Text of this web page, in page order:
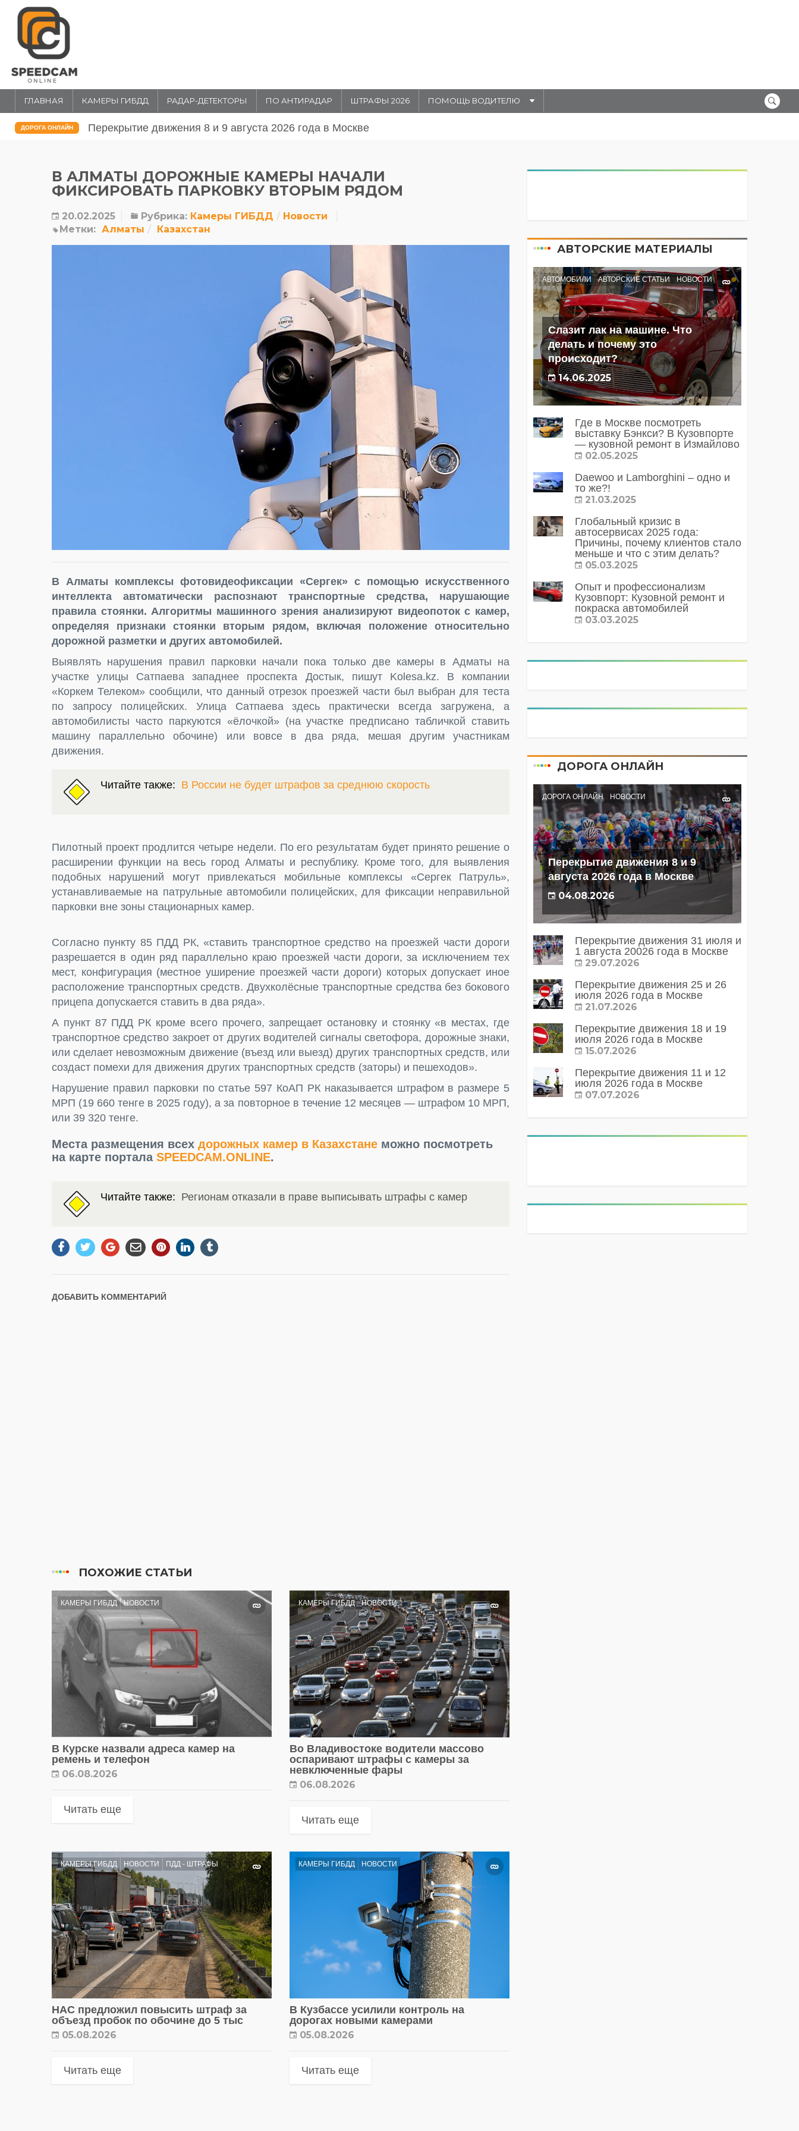
ГЛАВНАЯ КАМЕРЫ ГИБДД РАДАР-ДЕТЕКТОРЫ ПО АНТИРАДАР ШТРАФЫ 2026 ПОМОЩЬ ВОДИТЕЛЮ
ДОРОГА ОНЛАЙН
года в Москве Перекрытие движения 31 июля и 1 августа 20026 года
В АЛМАТЫ ДОРОЖНЫЕ КАМЕРЫ НАЧАЛИ
ФИКСИРОВАТЬ ПАРКОВКУ ВТОРЫМ РЯДОМ
20.02.2025 Рубрика: Камеры ГИБДД
Новости
Метки: Алматы Казахстан
В Алматы комплексы фотовидеофиксации «Сергек» с помощью искусственного
интеллекта автоматически распознают транспортные средства, нарушающие
правила стоянки. Алгоритмы машинного зрения анализируют видеопоток с камер,
определяя признаки стоянки вторым рядом, включая положение относительно
дорожной разметки и других автомобилей.
Выявлять нарушения правил парковки начали пока только две камеры в Адматы на
участке улицы Сатпаева западнее проспекта Достык, пишут Kolesa.kz. В компании
«Коркем Телеком» сообщили, что данный отрезок проезжей части был выбран для теста
по запросу полицейских. Улица Сатпаева здесь практически всегда загружена, а
автомобилисты часто паркуются «ёлочкой» (на участке предписано табличкой ставить
машину параллельно обочине) или вовсе в два ряда, мешая другим участникам
движения.
Читайте также: В России не будет штрафов за среднюю скорость
Пилотный проект продлится четыре недели. По его результатам будет принято решение о
расширении функции на весь город Алматы и республику. Кроме того, для выявления
подобных нарушений могут привлекаться мобильные комплексы «Сергек Патруль»,
устанавливаемые на патрульные автомобили полицейских, для фиксации неправильной
парковки вне зоны стационарных камер.
Согласно пункту 85 ПДД РК, «ставить транспортное средство на проезжей части дороги
разрешается в один ряд параллельно краю проезжей части дороги, за исключением тех
мест, конфигурация (местное уширение проезжей части дороги) которых допускает иное
расположение транспортных средств. Двухколёсные транспортные средства без бокового
прицепа допускается ставить в два ряда».
А пункт 87 ПДД РК кроме всего прочего, запрещает остановку и стоянку «в местах, где
транспортное средство закроет от других водителей сигналы светофора, дорожные знаки,
или сделает невозможным движение (въезд или выезд) других транспортных средств, или
создаст помехи для движения других транспортных средств (заторы) и пешеходов».
Нарушение правил парковки по статье 597 КоАП РК наказывается штрафом в размере 5
МРП (19 660 тенге в 2025 году), а за повторное в течение 12 месяцев — штрафом 10 МРП,
или 39 320 тенге.
Места размещения всех дорожных камер в Казахстане можно посмотреть
на карте портала SPEEDCAM.ONLINE.
Читайте также: Регионам отказали в праве выписывать штрафы с камер
ДОБАВИТЬ КОММЕНТАРИЙ
ПОХОЖИЕ СТАТЬИ
КАМЕРЫ ГИБДД НОВОСТИ
В Курске назвали адреса камер на
ремень и телефон
06.08.2026
Читать еще
КАМЕРЫ ГИБДД НОВОСТИ
Во Владивостоке водители массово
оспаривают штрафы с камеры за
невключенные фары
06.08.2026
Читать еще
КАМЕРЫ ГИБДД НОВОСТИ ПДД - ШТРАФЫ
НАС предложил повысить штраф за
объезд пробок по обочине до 5 тыс
05.08.2026
Читать еще
КАМЕРЫ ГИБДД НОВОСТИ
В Кузбассе усилили контроль на
дорогах новыми камерами
05.08.2026
Читать еще
АВТОРСКИЕ МАТЕРИАЛЫ
АВТОМОБИЛИ АВТОРСКИЕ СТАТЬИ НОВОСТИ
Слазит лак на машине. Что
делать и почему это
происходит?
14.06.2025
Где в Москве посмотреть
выставку Бэнкси? В Кузовпорте
— кузовной ремонт в Измайлово
02.05.2025
Daewoo и Lamborghini – одно и
то же?!
21.03.2025
Глобальный кризис в
автосервисах 2025 года:
Причины, почему клиентов стало
меньше и что с этим делать?
05.03.2025
Опыт и профессионализм
Кузовпорт: Кузовной ремонт и
покраска автомобилей
03.03.2025
ДОРОГА ОНЛАЙН
ДОРОГА ОНЛАЙН НОВОСТИ
Перекрытие движения 8 и 9
августа 2026 года в Москве
04.08.2026
Перекрытие движения 31 июля и
1 августа 20026 года в Москве
29.07.2026
Перекрытие движения 25 и 26
июля 2026 года в Москве
21.07.2026
Перекрытие движения 18 и 19
июля 2026 года в Москве
15.07.2026
Перекрытие движения 11 и 12
июля 2026 года в Москве
07.07.2026